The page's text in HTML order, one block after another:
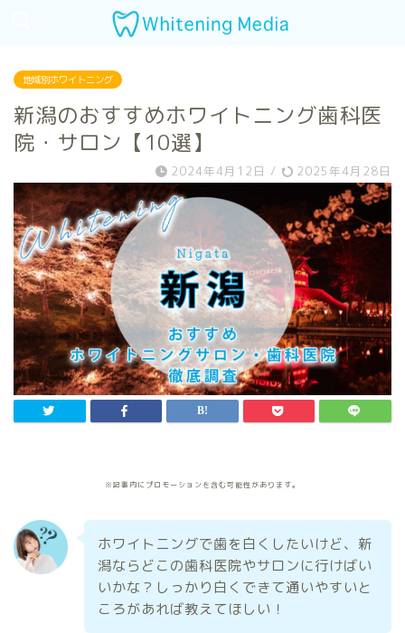
地域別ホワイトニング
新潟のおすすめホワイトニング歯科医
院・サロン【10選】
2024年4月12日 / 2025年4月28日
※記事内にプロモーションを含む可能性があります。
ホワイトニングで歯を白くしたいけど、新
潟ならどこの歯科医院やサロンに行けばい
いかな？しっかり白くできて通いやすいと
ころがあれば教えてほしい！